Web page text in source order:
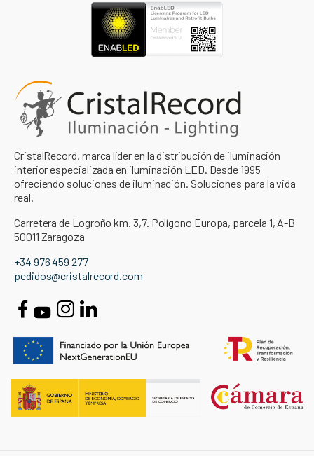
CristalRecord, marca líder en la distribución de iluminación
interior especializada en iluminación LED. Desde 1995
ofreciendo soluciones de iluminación. Soluciones para la vida
real.
Carretera de Logroño km. 3,7. Polígono Europa, parcela 1, A-B
50011 Zaragoza
+34 976 459 277
pedidos@cristalrecord.com